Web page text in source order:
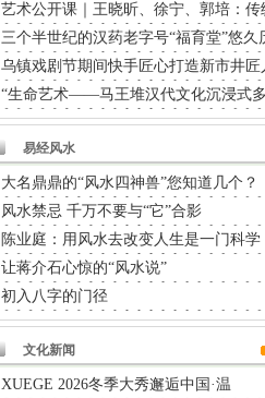
艺术公开课｜王晓昕、徐宁、郭培：传
三个半世纪的汉药老字号“福育堂”悠久
乌镇戏剧节期间快手匠心打造新市井匠
“生命艺术——马王堆汉代文化沉浸式
易经风水
大名鼎鼎的“风水四神兽”您知道几个？
风水禁忌 千万不要与“它”合影
陈业庭：用风水去改变人生是一门科学
让蒋介石心惊的“风水说”
初入八字的门径
文化新闻
XUEGE 2026冬季大秀邂逅中国·温